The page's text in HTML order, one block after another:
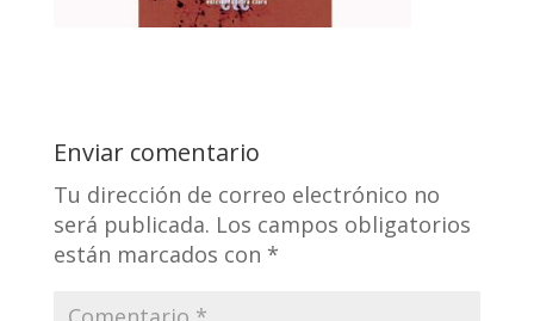
Enviar comentario
Tu dirección de correo electrónico no
será publicada. Los campos obligatorios
están marcados con *